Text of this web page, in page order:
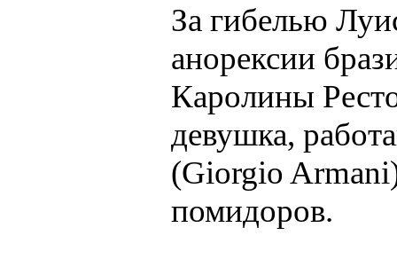
За гибелью
анорексии
Каролины
девушка,
(Giorgio
помидоров.